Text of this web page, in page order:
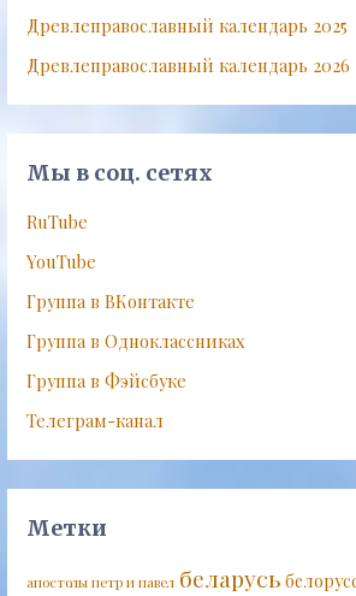
Древлеправославный календарь 2025
Древлеправославный календарь 2026
Мы в соц. сетях
RuTube
YouTube
Группа в ВКонтакте
Группа в Одноклассниках
Группа в Фэйсбуке
Телеграм-канал
Метки
апостолы петр и павел беларусь